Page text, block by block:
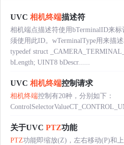
UVC 相机终端描述符
相机端点描述符使用bTerminalID来
须使用此ID。wTerminalType用来描
typedef struct
bLength; UINT8 bDescr......
UVC 相机终端控制请求
相机终端控制有20种，分别如下：
关于UVC PTZ功能
PTZ功能即缩放(Z)，左右移动(P)和